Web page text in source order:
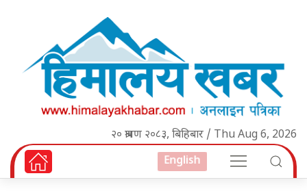
२० श्रावण २०८३, बिहिबार / Thu Aug 6, 2026
English